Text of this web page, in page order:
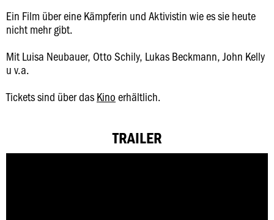
Ein Film über eine Kämpferin und Aktivistin wie es sie heute
nicht mehr gibt.
Mit Luisa Neubauer, Otto Schily, Lukas Beckmann, John Kelly
u v.a.
Tickets sind über das Kino erhältlich.
TRAILER